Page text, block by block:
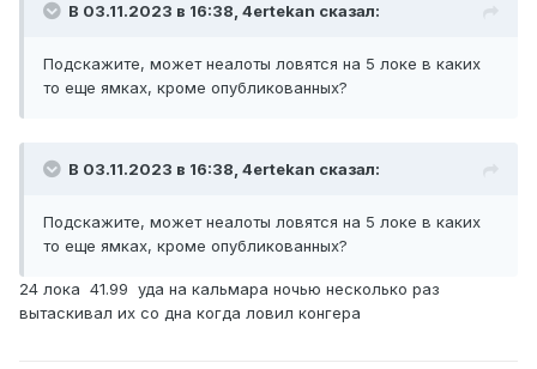
В 03.11.2023 в 16:38, 4ertekan сказал:
Подскажите, может неалоты ловятся на 5 локе в каких
то еще ямках, кроме опубликованных?
В 03.11.2023 в 16:38, 4ertekan сказал:
Подскажите, может неалоты ловятся на 5 локе в каких
то еще ямках, кроме опубликованных?
24 лока 41.99 уда на кальмара ночью несколько раз
вытаскивал их со дна когда ловил конгера